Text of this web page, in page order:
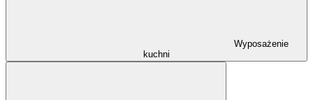
Wyposażenie
kuchni